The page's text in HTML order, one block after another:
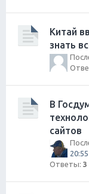
Китай
знать
В
сайтов
20:55
Ответы: 3